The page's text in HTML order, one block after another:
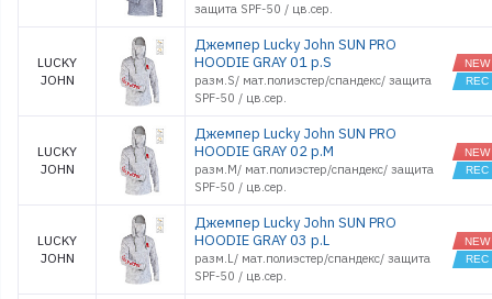
защита SPF-50 / цв.cер.
LUCKY
JOHN
Джемпер Lucky John SUN PRO
HOODIE GRAY 01 р.S
разм.S/ мат.полиэстер/спандекс/ защита
SPF-50 / цв.сер.
LUCKY
JOHN
Джемпер Lucky John SUN PRO
HOODIE GRAY 02 р.M
разм.M/ мат.полиэстер/спандекс/ защита
SPF-50 / цв.сер.
LUCKY
JOHN
Джемпер Lucky John SUN PRO
HOODIE GRAY 03 р.L
разм.L/ мат.полиэстер/спандекс/ защита
SPF-50 / цв.сер.